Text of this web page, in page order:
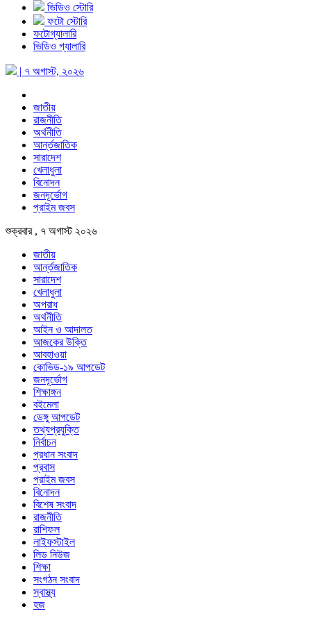
ভিডিও স্টোরি
ফটো স্টোরি
ফটোগ্যালারি
ভিডিও গ্যালারি
| ৭ অগাস্ট, ২০২৬
জাতীয়
রাজনীতি
অর্থনীতি
আর্ন্তজাতিক
সারাদেশ
খেলাধুলা
বিনোদন
জনদূর্ভোগ
প্রাইম জবস
শুক্রবার , ৭ অগাস্ট ২০২৬
জাতীয়
আর্ন্তজাতিক
সারাদেশ
খেলাধুলা
অপরাধ
অর্থনীতি
আইন ও আদালত
আজকের উক্তি
আবহাওয়া
কোভিড-১৯ আপডেট
জনদূর্ভোগ
শিক্ষাঙ্গন
বইমেলা
ডেঙ্গু আপডেট
তথ্যপ্রযুক্তি
নির্বাচন
প্রধান সংবাদ
প্রবাস
প্রাইম জবস
বিনোদন
বিশেষ সংবাদ
রাজনীতি
রাশিফল
লাইফস্টাইল
লিড নিউজ
শিক্ষা
সংগঠন সংবাদ
স্বাস্থ্য
হজ